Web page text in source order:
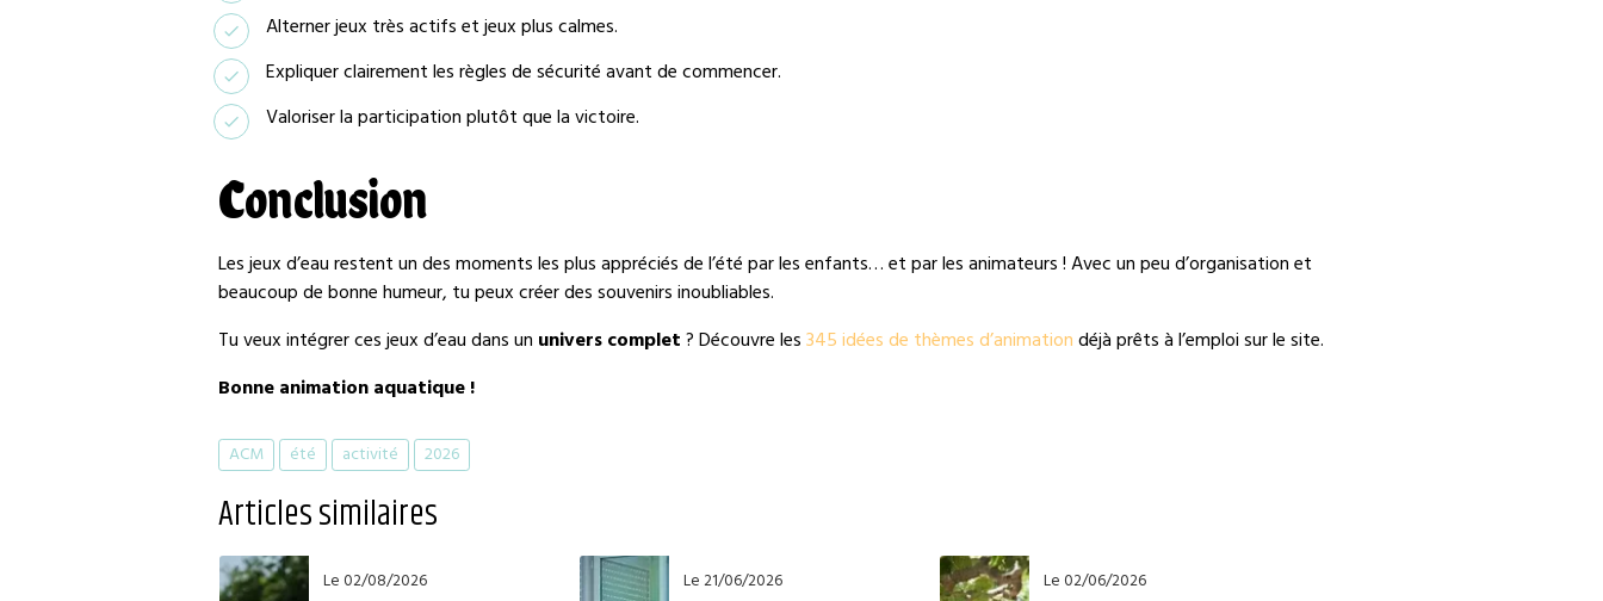
Alterner jeux très actifs et jeux plus calmes.
Expliquer clairement les règles de sécurité avant de commencer.
Valoriser la participation plutôt que la victoire.
Conclusion
Les jeux d’eau restent un des moments les plus appréciés de l’été par les enfants… et par les animateurs ! Avec un peu d’organisation et
beaucoup de bonne humeur, tu peux créer des souvenirs inoubliables.
Tu veux intégrer ces jeux d’eau dans un univers complet? Découvre les345 idées de thèmes d’animationdéjà prêts à l’emploi sur le site.
Bonne animation aquatique !
ACM été activité 2026
Articles similaires
Le 02/08/2026 Le 21/06/2026 Le 02/06/2026